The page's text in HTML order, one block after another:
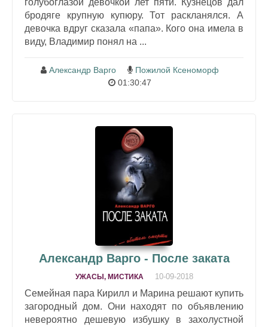
голубоглазой девочкой лет пяти. Кузнецов дал
бродяге крупную купюру. Тот раскланялся. А
девочка вдруг сказала «папа». Кого она имела в
виду, Владимир понял на ...
Александр Варго
Пожилой Ксеноморф
01:30:47
Александр Варго - После заката
УЖАСЫ, МИСТИКА 10-09-2018
Семейная пара Кирилл и Марина решают купить
загородный дом. Они находят по объявлению
невероятно дешевую избушку в захолустной